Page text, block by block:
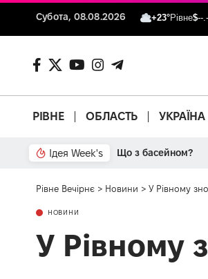
Субота, 08.08.2026 +23°Рівне$--
РІВНЕ ОБЛАСТЬ УКРАЇНА
Ідея Week's Що з басейном?
Рівне Вечірнє > Новини > У Рівному
НОВИНИ
У Рівному